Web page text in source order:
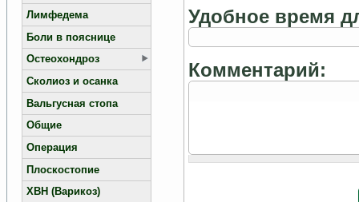
Лимфедема
Боли в пояснице
Остеохондроз
Сколиоз и осанка
Вальгусная стопа
Общие
Операция
Плоскостопие
ХВН (Варикоз)
Удобное время
Комментарий: